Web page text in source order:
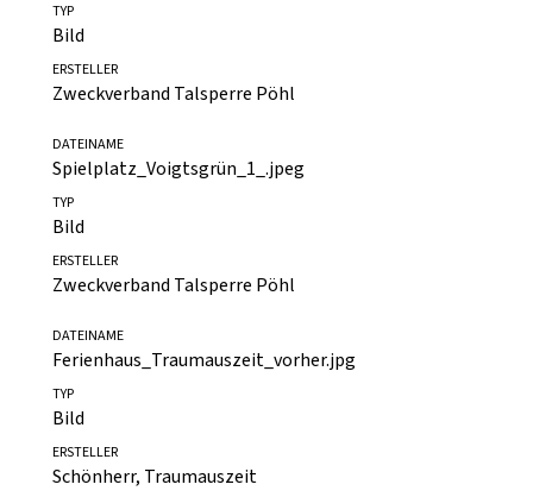
DATEINAME
Spielplatz_Schloßhalbinsel.jpeg
TYP
ERSTELLER
Zweckverband Talsperre Pöhl
DATEINAME
Spielplatz_Voigtsgrün_1_.jpeg
TYP
ERSTELLER
Zweckverband Talsperre Pöhl
DATEINAME
Ferienhaus_Traumauszeit_vorher.jpg
TYP